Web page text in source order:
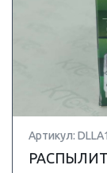
Артикул: